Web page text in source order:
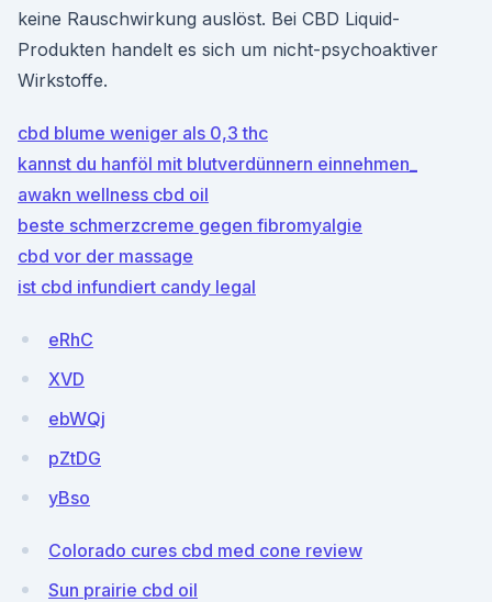
keine Rauschwirkung auslöst. Bei CBD Liquid-
Produkten handelt es sich um nicht-psychoaktiver
Wirkstoffe.
cbd blume weniger als 0,3 thc
kannst du hanföl mit blutverdünnern einnehmen_
awakn wellness cbd oil
beste schmerzcreme gegen fibromyalgie
cbd vor der massage
ist cbd infundiert candy legal
eRhC
XVD
ebWQj
pZtDG
yBso
Colorado cures cbd med cone review
Sun prairie cbd oil